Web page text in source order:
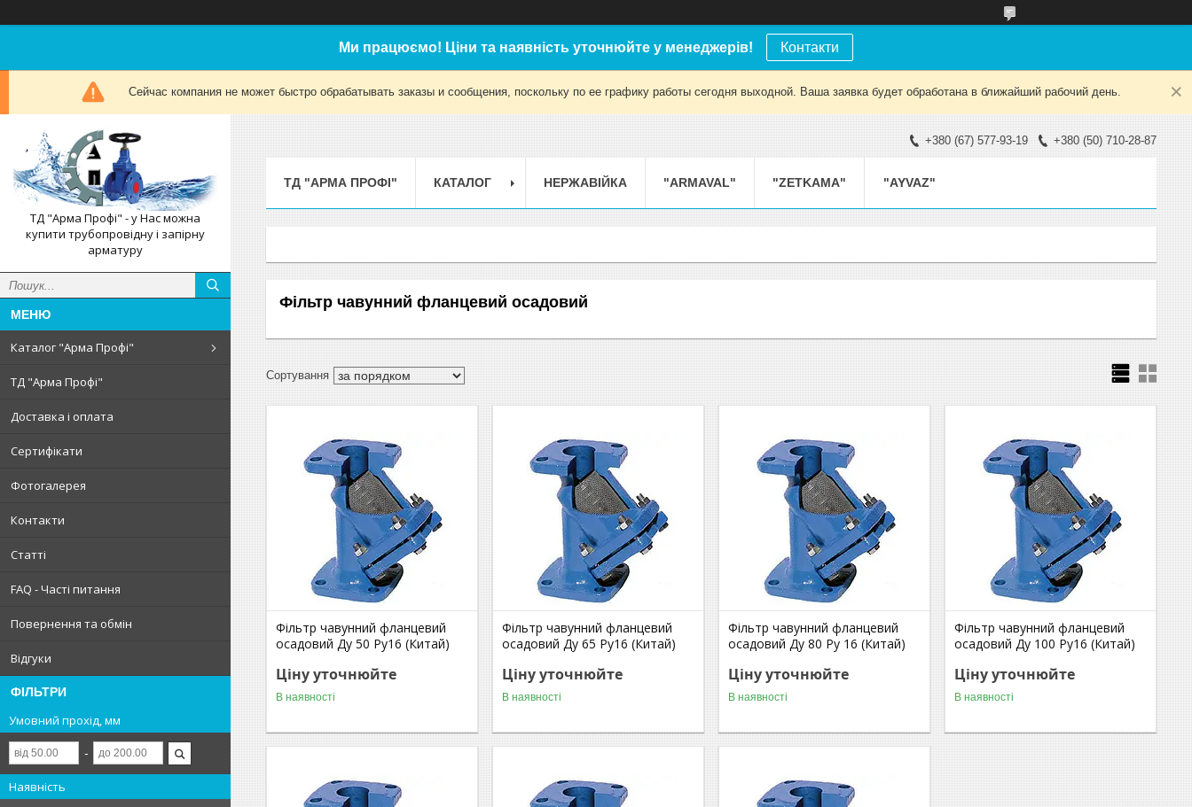
Ми працюємо! Ціни та наявність уточнюйте у менеджерів! Контакти
Сейчас компания не может быстро обрабатывать заказы и сообщения, поскольку по ее графику работы сегодня выходной. Ваша заявка будет обработана в ближайший рабочий день.
ТД "Арма Профі" - у Нас можна
купити трубопровідну і запірну
арматуру
Каталог "Арма Профі"
ТД "Арма Профі"
Доставка і оплата
Сертифікати
Фотогалерея
Контакти
Статті
FAQ - Часті питання
Повернення та обмін
Відгуки
ФІЛЬТРИ
Умовний прохід, мм
Наявність
+380 (67) 577-93-19 +380 (50) 710-28-87
ТД "АРМА ПРОФІ" КАТАЛОГ НЕРЖАВІЙКА "ARMAVAL" "ZETKAMA" "AYVAZ"
Фільтр чавунний фланцевий осадовий
Фільтр чавунний фланцевий
осадовий Ду 50 Ру16 (Китай)
Ціну уточнюйте
В наявності
Фільтр чавунний фланцевий
осадовий Ду 65 Ру16 (Китай)
Ціну уточнюйте
В наявності
Фільтр чавунний фланцевий
осадовий Ду 80 Ру 16 (Китай)
Ціну уточнюйте
В наявності
Фільтр чавунний фланцевий
осадовий Ду 100 Ру16 (Китай)
Ціну уточнюйте
В наявності